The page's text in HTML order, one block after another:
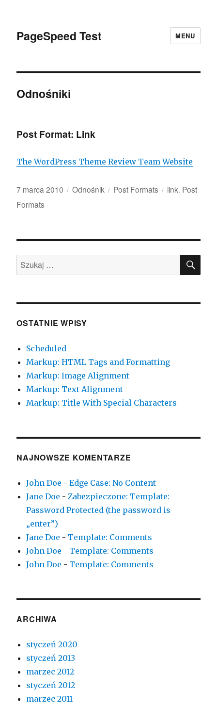
PageSpeed Test MENU
Odnośniki
Post Format: Link
The WordPress Theme Review Team Website
Opublikowano
7 marca 2010
Format
Odnośnik Kategorie
Post Formats Tagi
link, Post
Formats
Szukaj:
OSTATNIE WPISY
Scheduled
Markup: HTML Tags and Formatting
Markup: Image Alignment
Markup: Text Alignment
Markup: Title With Special Characters
NAJNOWSZE KOMENTARZE
John Doe -Edge Case: No Content
Jane Doe -Zabezpieczone: Template:
Password Protected (the password is
„enter”)
Jane Doe - Template: Comments
John Doe - Template: Comments
John Doe - Template: Comments
ARCHIWA
styczeń 2020
styczeń 2013
marzec 2012
styczeń 2012
marzec 2011